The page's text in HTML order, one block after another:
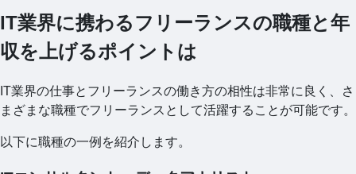
IT業界に携わるフリーランスの職種と年
収を上げるポイントは
IT業界の仕事とフリーランスの働き方の相性は非常に良く、さ
まざまな職種でフリーランスとして活躍することが可能です。
以下に職種の一例を紹介します。